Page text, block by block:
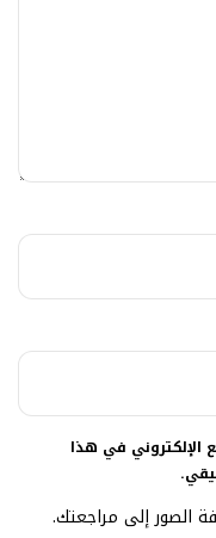
الإلكتروني في هذا
الصور إلى مراجعتك.